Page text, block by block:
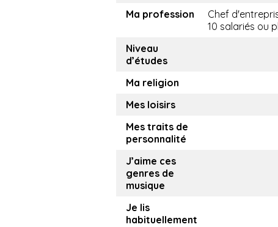
Ma profession
Chef
10 salariés ou
Niveau
d’études
Ma religion
Mes loisirs
Mes traits de
personnalité
J’aime ces
genres de
musique
Je lis
habituellement